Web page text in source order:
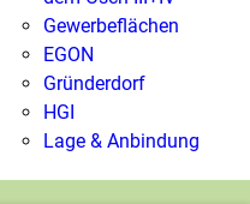
Gewerbeflächen
EGON
Gründerdorf
HGI
Lage & Anbindung